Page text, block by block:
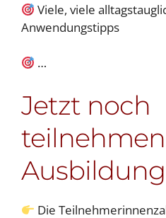
Viele, viele
Anwendungstipps
…
Jetzt noch
teilnehmen:
Die